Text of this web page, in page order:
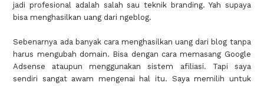
jadi profesional adalah salah sau teknik branding. Yah supaya
bisa menghasilkan uang dari ngeblog.
Sebenarnya ada banyak cara menghasilkan uang dari blog tanpa
harus mengubah domain. Bisa dengan cara memasang Google
Adsense ataupun menggunakan sistem afiliasi. Tapi saya
sendiri sangat awam mengenai hal itu. Saya memilih untuk